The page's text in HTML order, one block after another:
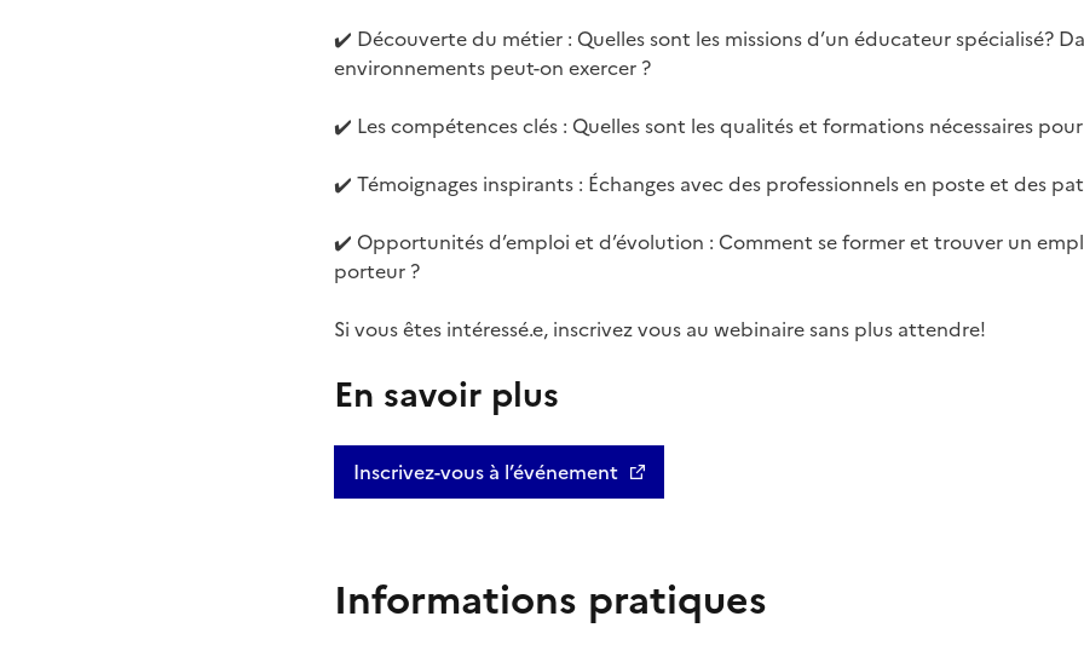
✔️ Découverte du métier : Quelles sont les missions d’un éducateur spécialisé?
environnements peut-on exercer ?
✔️ Les compétences clés : Quelles sont les qualités et formations nécessaires
✔️ Témoignages inspirants : Échanges avec des professionnels en poste et des
✔️ Opportunités d’emploi et d’évolution : Comment se former et trouver un
porteur ?
Si vous êtes intéressé.e, inscrivez vous au webinaire sans plus attendre!
En savoir plus
Inscrivez-vous à l’événement
Informations pratiques